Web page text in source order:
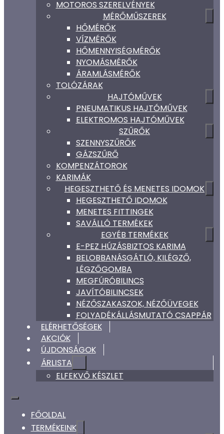
MOTOROS SZERELVÉNYEK
MÉRŐMŰSZEREK
HŐMÉRŐK
VÍZMÉRŐK
HŐMENNYISÉGMÉRŐK
NYOMÁSMÉRŐK
ÁRAMLÁSMÉRŐK
TOLÓZÁRAK
HAJTÓMŰVEK
PNEUMATIKUS HAJTÓMŰVEK
ELEKTROMOS HAJTÓMŰVEK
SZŰRŐK
SZENNYSZŰRŐK
GÁZSZŰRŐ
KOMPENZÁTOROK
KARIMÁK
HEGESZTHETŐ ÉS MENETES IDOMOK
HEGESZTHETŐ IDOMOK
MENETES FITTINGEK
SAVÁLLÓ TERMÉKEK
EGYÉB TERMÉKEK
E-PEZ HÚZÁSBIZTOS KARIMA
BELOBBANÁSGÁTLÓ, KILÉGZŐ,
LÉGZŐGOMBA
MEGFÚRÓBILINCS
JAVÍTÓBILINCSEK
NÉZŐSZAKASZOK, NÉZŐÜVEGEK
FOLYADÉKÁLLÁSMUTATÓ CSAPPÁR
ELÉRHETŐSÉGEK
AKCIÓK
ÚJDONSÁGOK
ÁRLISTA
ELFEKVŐ KÉSZLET
FŐOLDAL
TERMÉKEINK